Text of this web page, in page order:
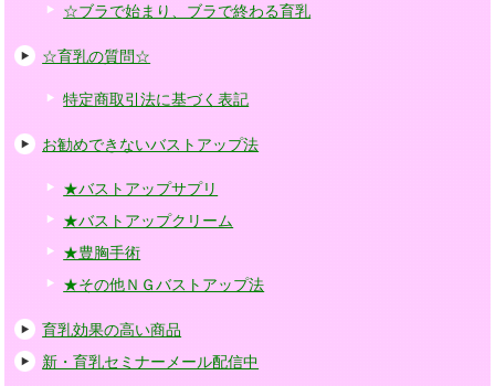
☆ブラで始まり、ブラで終わる育乳
☆育乳の質問☆
特定商取引法に基づく表記
お勧めできないバストアップ法
★バストアップサプリ
★バストアップクリーム
★豊胸手術
★その他ＮＧバストアップ法
育乳効果の高い商品
新・育乳セミナーメール配信中